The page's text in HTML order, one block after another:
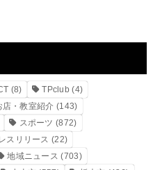
(8) TPclub (4)
店・教室紹介 (143)
スポーツ (872)
スリリース (22)
地域ニュース (703)